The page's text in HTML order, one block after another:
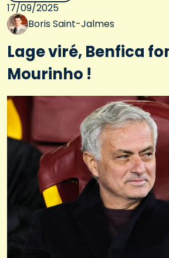
17/09/2025
Boris Saint-Jalmes
Lage viré, Benfica
Mourinho !